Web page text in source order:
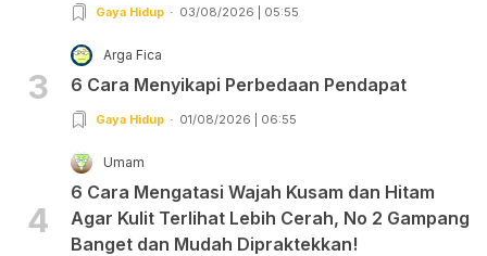
Gaya Hidup 03/08/2026 | 05:55
3
Arga Fica
6 Cara Menyikapi Perbedaan Pendapat
Gaya Hidup 01/08/2026 | 06:55
4
Umam
6 Cara Mengatasi Wajah Kusam dan Hitam
Agar Kulit Terlihat Lebih Cerah, No 2 Gampang
Banget dan Mudah Dipraktekkan!